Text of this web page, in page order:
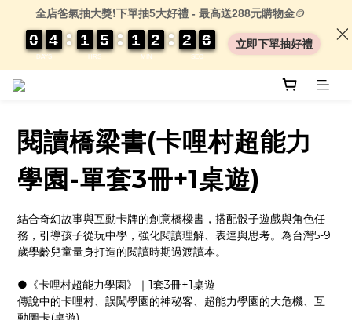
閱讀橋梁書(卡哩村超能力
學園-單套3冊+1桌遊)
結合奇幻故事與互動卡牌的創意橋樑書，搭配骰子遊戲與角色任
務，引導孩子從玩中學，強化閱讀理解、表達與思考。為台灣5-9
歲學齡兒童量身打造的閱讀時期過渡讀本。
●《卡哩村超能力學園》｜1套3冊+1桌遊
傳說中的卡哩村、誤闖學園的神秘客、超能力學園的大危機、互
全店爸氣抽大獎❗下單抽5大好禮 - 最高送288元購物金🪙
DAYS
0
0
0
0 4
4
4
4
HRS
1
1
1
1 5
5
5
5
MIN
1
1
1
1 2
2
2
2
SEC
2
2
2
2 0
0
5
5
4 立即下單抽好禮